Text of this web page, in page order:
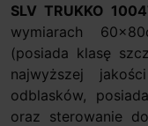
SLV TRUKKO
wymiarach
(posiada klasę
najwyższej
odblasków,
oraz sterowanie